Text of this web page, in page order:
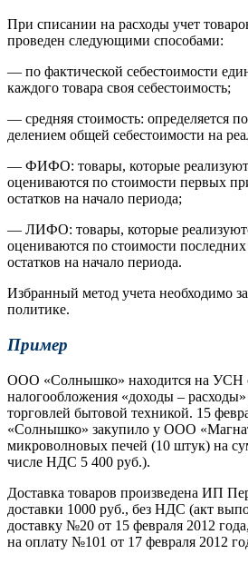
При списании на расходы учет
проведен следующими способами:
— по фактической себестоимости
каждого товара своя себестоимость;
— средняя стоимость: определяется
делением общей себестоимости на
— ФИФО: товары, которые
оцениваются по стоимости первых
остатков на начало периода;
— ЛИФО: товары, которые
оцениваются по стоимости
остатков на начало периода.
Избранный метод учета необходимо
политике.
Пример
ООО «Солнышко» находится на УСН
налогообложения «доходы –
торговлей бытовой техникой. 15
«Солнышко» закупило у ООО
микроволновых печей (10 штук) на
числе НДС 5 400 руб.).
Доставка товаров произведена ИП
доставки 1000 руб., без НДС (акт
доставку №20 от 15 февраля 2012
на оплату №101 от 17 февраля 2012